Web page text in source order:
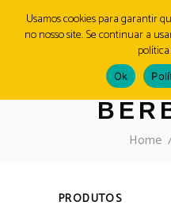
Home
PRODUTOS
Usamos cookies para garantir
no nosso site. Se continuar a
Ok